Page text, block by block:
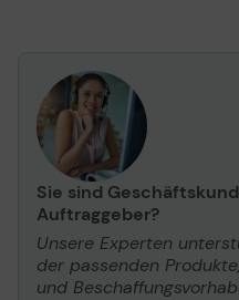
Sie sind
Auftraggeber?
Unsere Experten
der passenden
und